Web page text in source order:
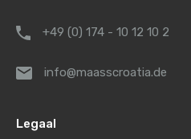
+49 (0) 174 - 10 12 10 2
info@maasscroatia.de
Legaal